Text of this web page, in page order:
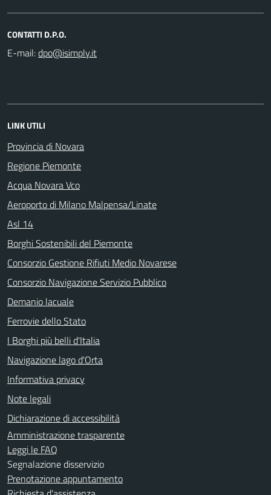
CONTATTI D.P.O.
E-mail:
LINK UTILI
Provincia di Novara
Regione Piemonte
Acqua Novara Vco
Aeroporto di Milano Malpensa/Linate
Asl 14
Borghi Sostenibili del Piemonte
Consorzio Gestione Rifiuti Medio Novarese
Consorzio Navigazione Servizio Pubblico
Demanio lacuale
Ferrovie dello Stato
I Borghi più belli d'Italia
Navigazione lago d'Orta
Informativa privacy
Note legali
Dichiarazione di accessibilità
Amministrazione trasparente
Leggi le FAQ
Segnalazione disservizio
Prenotazione appuntamento